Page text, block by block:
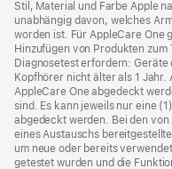
Stil, Material und Farbe Apple
unabhängig davon, welches
worden ist. Für AppleCare One
Hinzufügen von Produkten
Diagnosetest erfordern:
Kopfhörer nicht älter als 1
AppleCare One abgedeckt
sind. Es kann jeweils nur eine
abgedeckt werden. Bei den
eines Austauschs
um neue oder bereits
getestet wurden und die